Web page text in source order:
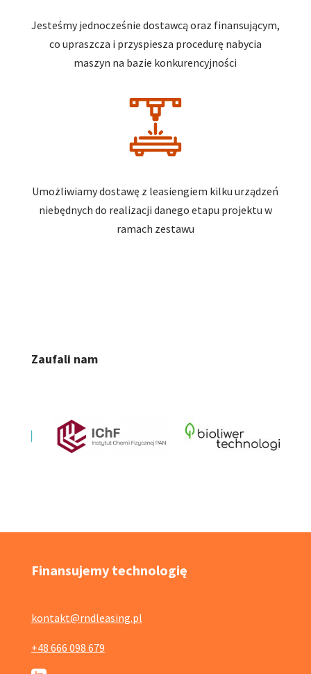
Jesteśmy jednocześnie dostawcą oraz finansującym,
co upraszcza i przyspiesza procedurę nabycia
maszyn na bazie konkurencyjności
Umożliwiamy dostawę z leasiengiem kilku urządzeń
niebędnych do realizacji danego etapu projektu w
ramach zestawu
Zaufali nam
Finansujemy technologię
kontakt@rndleasing.pl
+48 666 098 679